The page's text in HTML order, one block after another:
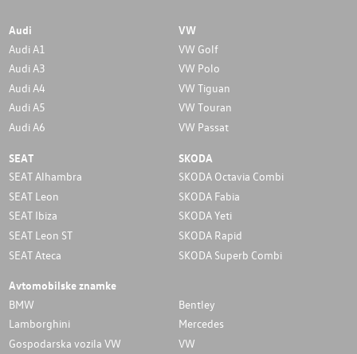
Audi
Audi A1
Audi A3
Audi A4
Audi A5
Audi A6
VW
VW Golf
VW Polo
VW Tiguan
VW Touran
VW Passat
SEAT
SEAT Alhambra
SEAT Leon
SEAT Ibiza
SEAT Leon ST
SEAT Ateca
SKODA
SKODA Octavia Combi
SKODA Fabia
SKODA Yeti
SKODA Rapid
SKODA Superb Combi
Avtomobilske znamke
BMW
Bentley
Lamborghini
Mercedes
Gospodarska vozila VW
VW